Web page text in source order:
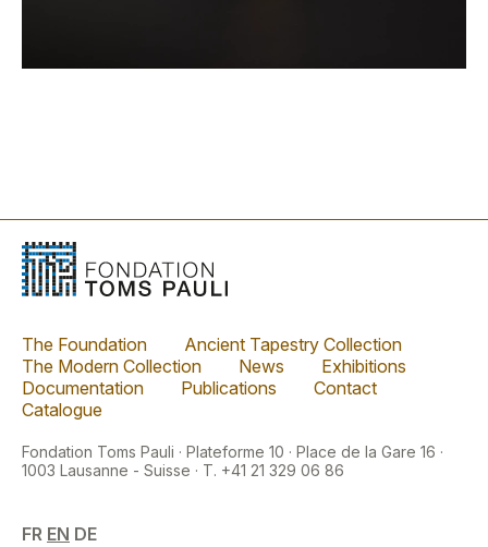
The Foundation
Ancient Tapestry Collection
The Modern Collection
News
Exhibitions
Documentation
Publications
Contact
Catalogue
Fondation Toms Pauli · Plateforme 10 · Place de la Gare 16 ·
1003 Lausanne - Suisse · T. +41 21 329 06 86
FR EN DE